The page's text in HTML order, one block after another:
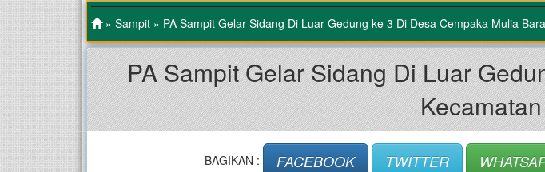
» Sampit » PA Sampit Gelar Sidang Di Luar Gedung ke 3 Di Desa Cempaka Mulia
PA Sampit Gelar Sidang Di Luar
BAGIKAN : FACEBOOK TWITTER